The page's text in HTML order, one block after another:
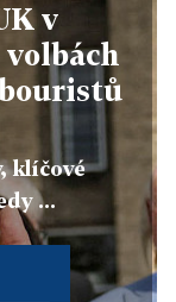
v
klíčové
...